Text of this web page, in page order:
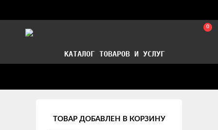
0
КАТАЛОГ ТОВАРОВ И УСЛУГ
ТОВАР ДОБАВЛЕН В КОРЗИНУ